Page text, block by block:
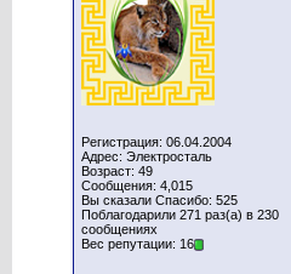
Регистрация: 06.04.2004
Адрес: Электросталь
Возраст: 49
Сообщения: 4,015
Вы сказали Спасибо: 525
Поблагодарили 271 раз(а) в 230
сообщениях
Вес репутации: 16